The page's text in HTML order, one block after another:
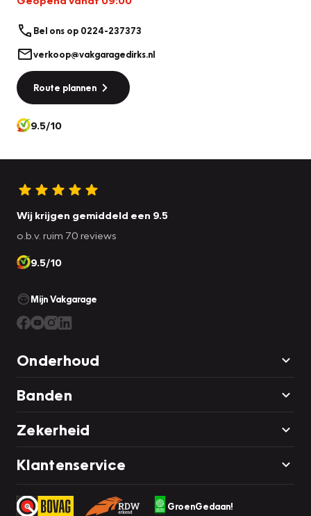
Bel ons op 0224-237373
verkoop@vakgaragedirks.nl
Route plannen
9.5/10
Wij krijgen gemiddeld een 9.5
o.b.v. ruim 70 reviews
9.5/10
Mijn Vakgarage
Onderhoud
Banden
Zekerheid
Klantenservice
GroenGedaan!